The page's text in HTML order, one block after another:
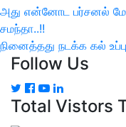
இடுகை
பட்டியல்
Previous
Post
அது என்னோட பர்சனல்
சமந்தா..!!
Next
Post
நினைத்தது நடக்க கல்
Follow Us
Total Vistors